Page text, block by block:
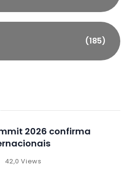
(185)
2026 confirma
42,0 Views